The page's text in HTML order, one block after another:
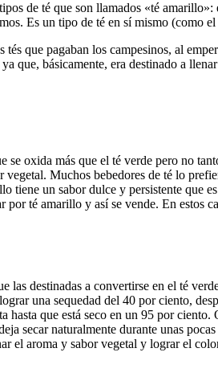
de té que son llamados «té
Es un tipo de té en sí mismo (como
que pagaban los campesinos, al
que, básicamente, era destinado a
oxida más que el té verde pero no
Muchos bebedores de té lo
tiene un sabor dulce y persistente
por té amarillo y así se vende. En estos
las destinadas a convertirse en el té
una sequedad del 40 por ciento,
hasta que está seco en un 95 por
secar naturalmente durante unas
el aroma y sabor vegetal y lograr el